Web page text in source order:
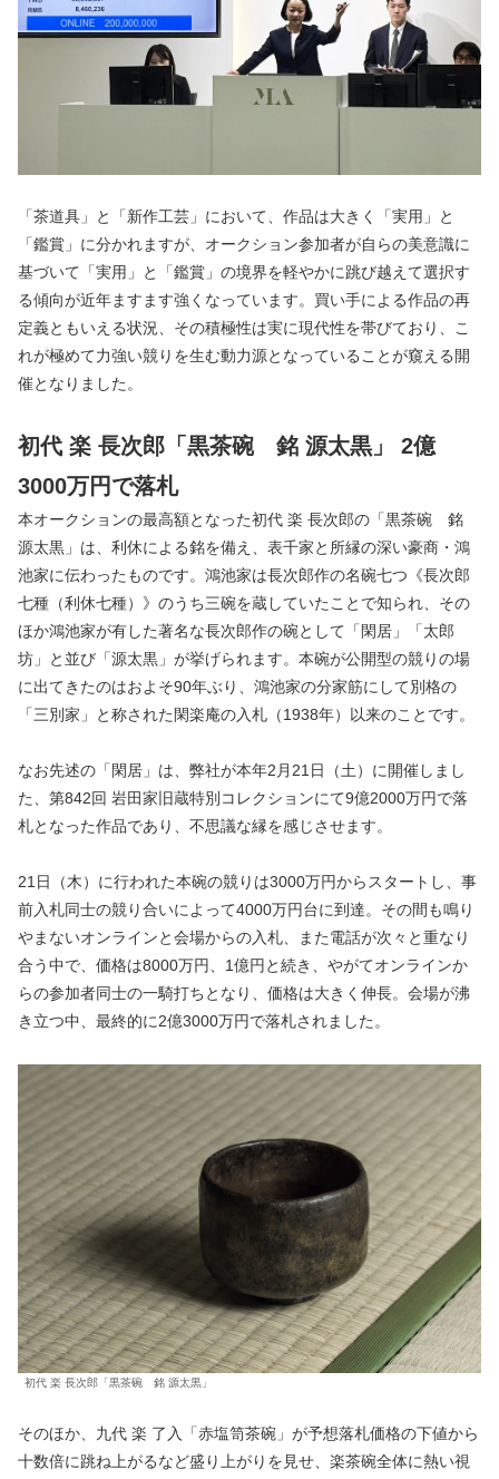
「茶道具」と「新作工芸」において、作品は大きく「実用」と
「鑑賞」に分かれますが、オークション参加者が自らの美意識に
基づいて「実用」と「鑑賞」の境界を軽やかに跳び越えて選択す
る傾向が近年ますます強くなっています。買い手による作品の再
定義ともいえる状況、その積極性は実に現代性を帯びており、こ
れが極めて力強い競りを生む動力源となっていることが窺える開
催となりました。
初代 楽 長次郎「黒茶碗 銘 源太黒」 2億
3000万円で落札
本オークションの最高額となった初代 楽 長次郎の「黒茶碗 銘
源太黒」は、利休による銘を備え、表千家と所縁の深い豪商・鴻
池家に伝わったものです。鴻池家は長次郎作の名碗七つ《長次郎
七種（利休七種）》のうち三碗を蔵していたことで知られ、その
ほか鴻池家が有した著名な長次郎作の碗として「閑居」「太郎
坊」と並び「源太黒」が挙げられます。本碗が公開型の競りの場
に出てきたのはおよそ90年ぶり、鴻池家の分家筋にして別格の
「三別家」と称された閑楽庵の入札（1938年）以来のことです。
なお先述の「閑居」は、弊社が本年2月21日（土）に開催しまし
た、第842回 岩田家旧蔵特別コレクションにて9億2000万円で落
札となった作品であり、不思議な縁を感じさせます。
21日（木）に行われた本碗の競りは3000万円からスタートし、事
前入札同士の競り合いによって4000万円台に到達。その間も鳴り
やまないオンラインと会場からの入札、また電話が次々と重なり
合う中で、価格は8000万円、1億円と続き、やがてオンラインか
らの参加者同士の一騎打ちとなり、価格は大きく伸長。会場が沸
き立つ中、最終的に2億3000万円で落札されました。
初代 楽 長次郎「黒茶碗 銘 源太黒」
そのほか、九代 楽 了入「赤塩笥茶碗」が予想落札価格の下値から
十数倍に跳ね上がるなど盛り上がりを見せ、楽茶碗全体に熱い視